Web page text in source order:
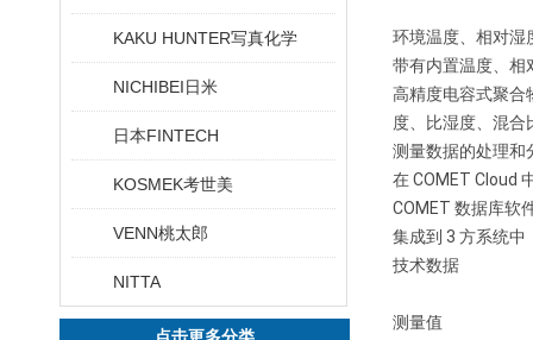
KAKU HUNTER写真化学
NICHIBEI日米
日本FINTECH
KOSMEK考世美
VENN桃太郎
NITTA
环境温度、相对湿
带有内置温度、相
高精度电容式聚合
度、比湿度、混合
测量数据的处理和
在COMET Cloud
COMET 数据库软
集成到 3 方系统中
技术数据
测量值